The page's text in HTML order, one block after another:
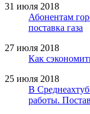
31 июля 2018
Абонентам
поставка газа
27 июля 2018
Как
25 июля 2018
В
работы.